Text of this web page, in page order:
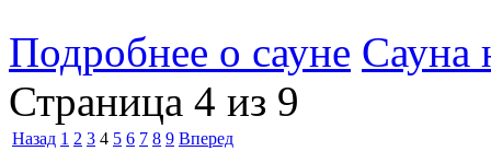
Подробнее о сауне Сауна
Страница 4 из 9
Назад 1 2 3 4 5 6 7 8 9 Вперед